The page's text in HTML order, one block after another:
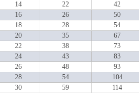
14 22 42
16 26 50
18 28 54
20 35 67
22 38 73
24 43 83
26 48 93
28 54 104
30 59 114